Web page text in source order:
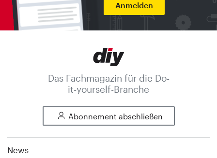
Anmelden
Das Fachmagazin für die Do-
it-yourself-Branche
Abonnement abschließen
News